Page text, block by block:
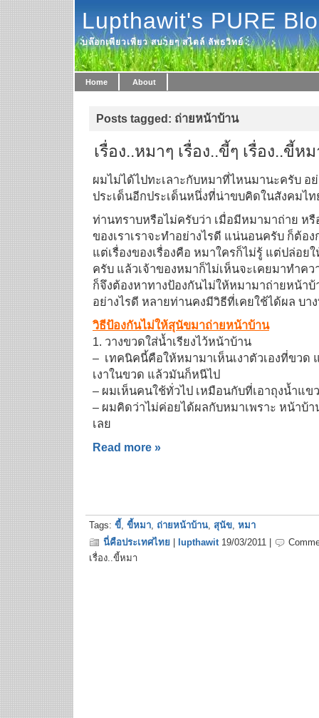
Lupthawit's PURE
บล๊อกเพียวเพียว สบายๆ สไตล์ ลัพธวิทย์
Home About
Posts tagged: ถ่ายหน้าบ้าน
เรื่อง..หมาๆ เรื่อง..ขี้ๆ เรื่อง..ขี้ห
ผมไม่ได้ไปทะเลาะกับหมาที่ไหนมานะครับ อ
ประเด็นอีกประเด็นหนึ่งที่น่าขบคิดในสังคมไท
ท่านทราบหรือไม่ครับว่า เมื่อมีหมามาถ่าย ห
ของเราเราจะทำอย่างไรดี แน่นอนครับ ก็ต้อ
แต่เรื่องของเรื่องคือ หมาใครก็ไม่รู้ แต่ปล่อย
ครับ แล้วเจ้าของหมาก็ไม่เห็นจะเคยมาทำคว
ก็จึงต้องหาทางป้องกันไม่ให้หมามาถ่ายหน้าบ้
อย่างไรดี หลายท่านคงมีวิธีที่เคยใช้ได้ผล บา
วิธีป้องกันไม่ให้สุนัขมาถ่ายหน้าบ้าน
1. วางขวดใส่น้ำเรียงไว้หน้าบ้าน
– เทคนิคนี้คือให้หมามาเห็นเงาตัวเองที่ขวด
เงาในขวด แล้วมันก็หนีไป
– ผมเห็นคนใช้ทั่วไป เหมือนกับที่เอาถุงน้ำแข
– ผมคิดว่าไม่ค่อยได้ผลกับหมาเพราะ หน้าบ้
เลย
Read more »
Tags: ขี้, ขี้หมา, ถ่ายหน้าบ้าน, สุนัข, หมา
นี่คือประเทศไทย
lupthawit19/03/2011 |
เรื่อง..ขี้หมา